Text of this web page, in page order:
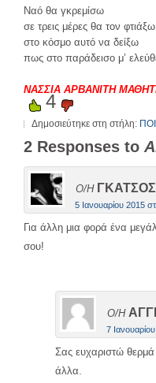
Ναό θα γκρεμίσω
σε τρεις μέρες θα τον φτιάξω
στο κόσμο αυτό να δείξω
πως στο παράδεισο μ’
ΝΑΣΣΙΑ ΑΡΒΑΝΙΤΗ
4
Δημοσιεύτηκε στη στήλη:
2 Responses to
Ο/Η
5 Ιανουαρίου 2015
Για άλλη μια φορά ένα
σου!
Ο/Η
7
Σας ευχαριστώ θερμά
άλλα.